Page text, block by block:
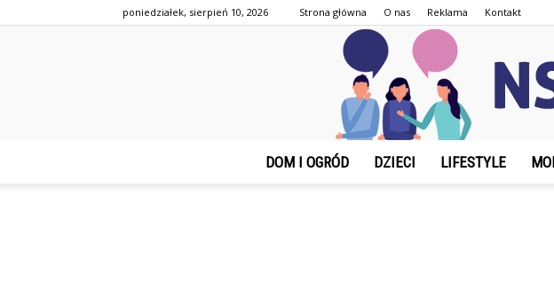
poniedziałek, sierpień 10, 2026 Strona główna O nas Reklama Kontakt
DOM I OGRÓD DZIECI LIFESTYLE